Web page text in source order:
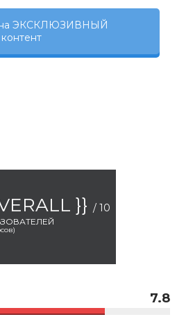
на ЭКСКЛЮЗИВНЫЙ
контент
}} / 10
7.8